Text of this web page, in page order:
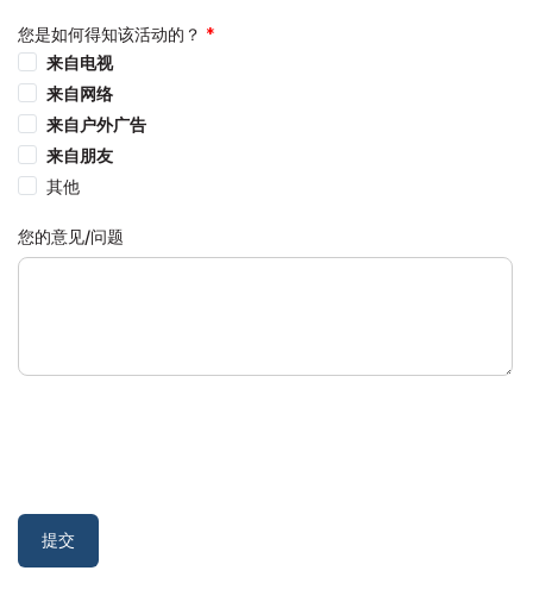
您是如何得知该活动的？
来自电视
来自网络
来自户外广告
来自朋友
其他
您的意见/问题
提交